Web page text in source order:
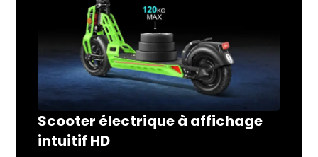
Scooter électrique à affichage
intuitif HD